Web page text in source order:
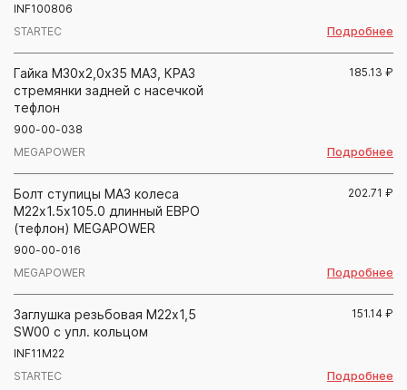
INF100806
STARTEC
Подробнее
Гайка М30х2,0х35 МАЗ, КРАЗ
стремянки задней с насечкой
тефлон
900-00-038
MEGAPOWER
185.13 ₽
Подробнее
Болт ступицы МАЗ колеса
М22х1.5х105.0 длинный ЕВРО
(тефлон) MEGAPOWER
900-00-016
MEGAPOWER
202.71 ₽
Подробнее
Заглушка резьбовая М22х1,5
SW00 с упл. кольцом
INF11M22
STARTEC
151.14 ₽
Подробнее